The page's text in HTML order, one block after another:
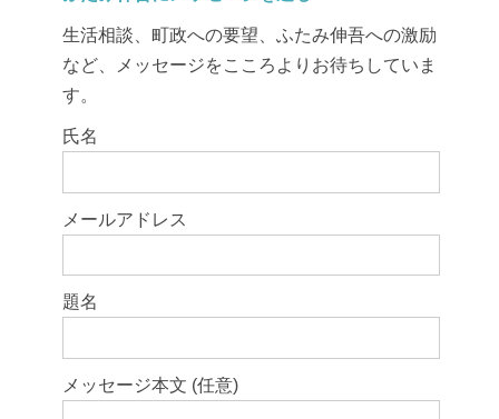
生活相談、町政への要望、ふたみ伸吾への激励
など、メッセージをこころよりお待ちしていま
す。
このフィールドは空のままにしてください。
氏名
メールアドレス
題名
メッセージ本文 (任意)